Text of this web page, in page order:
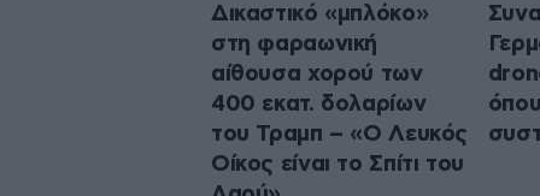
Δικαστικό «μπλόκο»
στη φαραωνική
αίθουσα χορού των
400 εκατ. δολαρίων
του Τραμπ – «Ο Λευκός
Οίκος είναι το Σπίτι του